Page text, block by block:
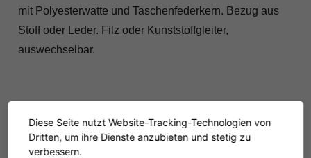
mit Polyesterwatte und Taschenfederkern. Bezug aus
Stoff oder Leder. Filz oder Kunststoffgleiter,
auswechselbar.
Diese Seite nutzt Website-Tracking-Technologien von
Dritten, um ihre Dienste anzubieten und stetig zu
verbessern.